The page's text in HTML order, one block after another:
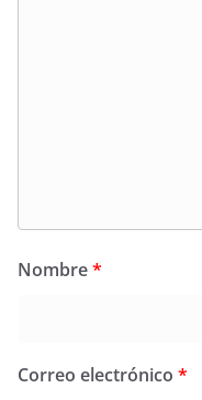
Nombre*
Correo electrónico *